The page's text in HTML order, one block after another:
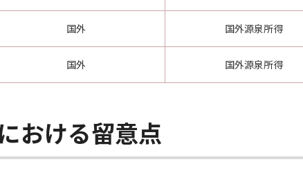
国外 国外源泉所得
国外 国外源泉所得
おける留意点